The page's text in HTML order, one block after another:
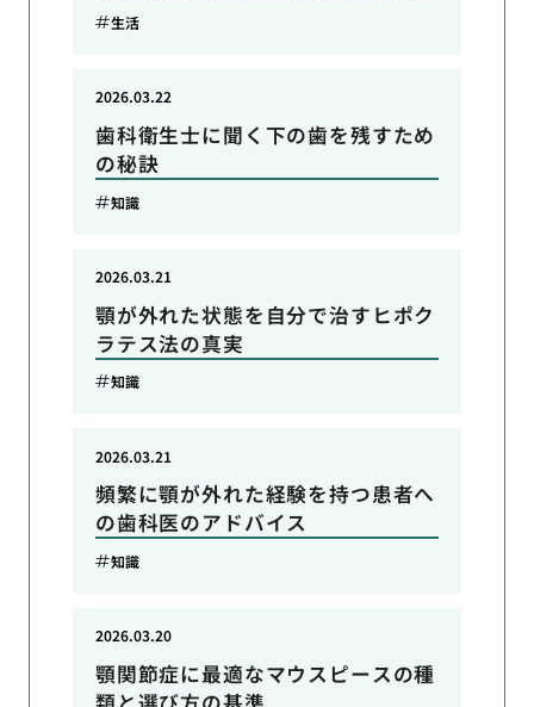
生活
歯科衛生士に聞く下の歯を残すため
の秘訣
2026.03.22
知識
顎が外れた状態を自分で治すヒポク
ラテス法の真実
2026.03.21
知識
頻繁に顎が外れた経験を持つ患者へ
の歯科医のアドバイス
2026.03.21
知識
顎関節症に最適なマウスピースの種
2026.03.20